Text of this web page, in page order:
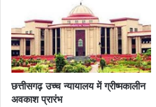
छत्तीसगढ़ उच्च न्यायालय में ग्रीष्मकालीन
अवकाश प्रारंभ